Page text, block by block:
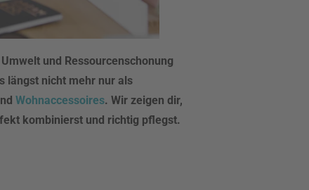
und Ressourcenschonung
längst nicht mehr nur als
Wohnaccessoires. Wir zeigen dir,
kombinierst und richtig pflegst.